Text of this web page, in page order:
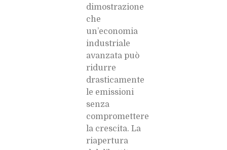
dimostrazione
che
un’economia
industriale
avanzata può
ridurre
drasticamente
le emissioni
senza
compromettere
la crescita. La
riapertura